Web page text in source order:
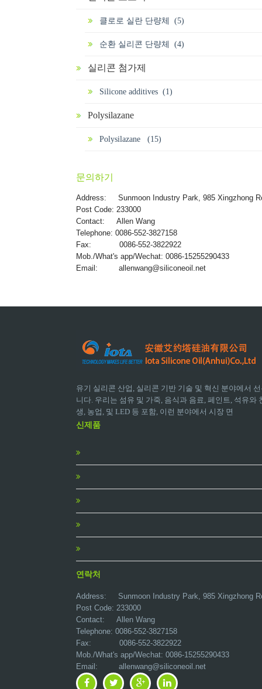
클로로 실란 단량체 (5)
순환 실리콘 단량체 (4)
실리콘 첨가제
Silicone additives (1)
Polysilazane
Polysilazane (15)
문의하기
Address: Sunmoon Industry Park, 985 Xingzhong
Post Code: 233000
Contact: Allen Wang
Telephone: 0086-552-3827158
Fax: 0086-552-3822922
Mob./What's app/Wechat: 0086-15255290433
Email: allenwang@siliconeoil.net
유기 실리콘 산업, 실리콘 기반 기술 및 혁신 분야에서
니다. 우리는 섬유 및 가죽, 음식과 음료, 페인트, 석유
생, 농업, 및 LED 등 포함, 이런 분야에서 시장 면
신제품
연락처
Address: Sunmoon Industry Park, 985 Xingzhong
Post Code: 233000
Contact: Allen Wang
Telephone: 0086-552-3827158
Fax: 0086-552-3822922
Mob./What's app/Wechat: 0086-15255290433
Email: allenwang@siliconeoil.net